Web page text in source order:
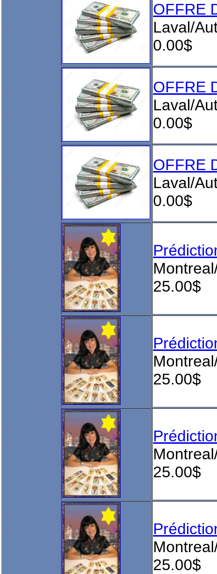
OFFRE
Laval/
0.00$
OFFRE
Laval/
0.00$
OFFRE
Laval/
0.00$
25.00$
25.00$
25.00$
25.00$